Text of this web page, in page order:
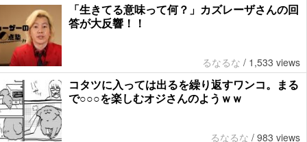
「生きてる意味って何？」カズレーザさんの回
答が大反響！！
るなるな / 1,533 views
コタツに入っては出るを繰り返すワンコ。まる
で○○○を楽しむオジさんのようｗｗ
るなるな / 983 views